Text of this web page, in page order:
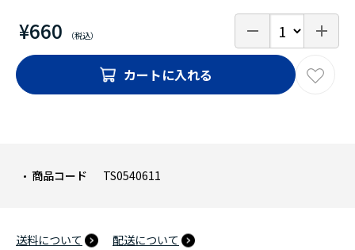
¥660
商品コード TS0540611
送料について 配送について
カートに入れる